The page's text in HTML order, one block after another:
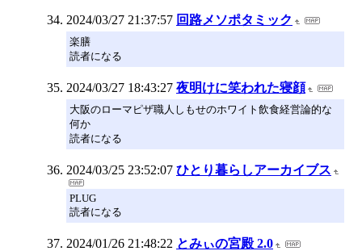
2024/03/27 21:37:57 回路メソポタミック
楽膳
読者になる
2024/03/27 18:43:27 夜明けに笑われた寝顔
大阪のローマピザ職人しもせのホワイト飲食経営論的な
何か
読者になる
2024/03/25 23:52:07 ひとり暮らしアーカイブス
PLUG
読者になる
2024/01/26 21:48:22 とみぃの宮殿 2.0